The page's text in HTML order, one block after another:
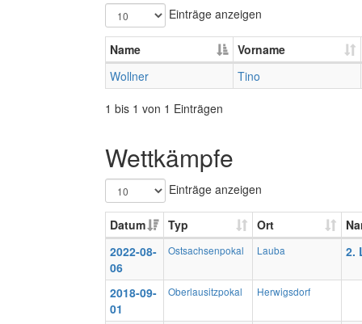
Einträge anzeigen
Name
Vorname
Wollner
Tino
1 bis 1 von 1 Einträgen
Wettkämpfe
Einträge anzeigen
Datum Typ Ort
2022-08-
06
Ostsachsenpokal Lauba 2.
2018-09-
01
Oberlausitzpokal Herwigsdorf